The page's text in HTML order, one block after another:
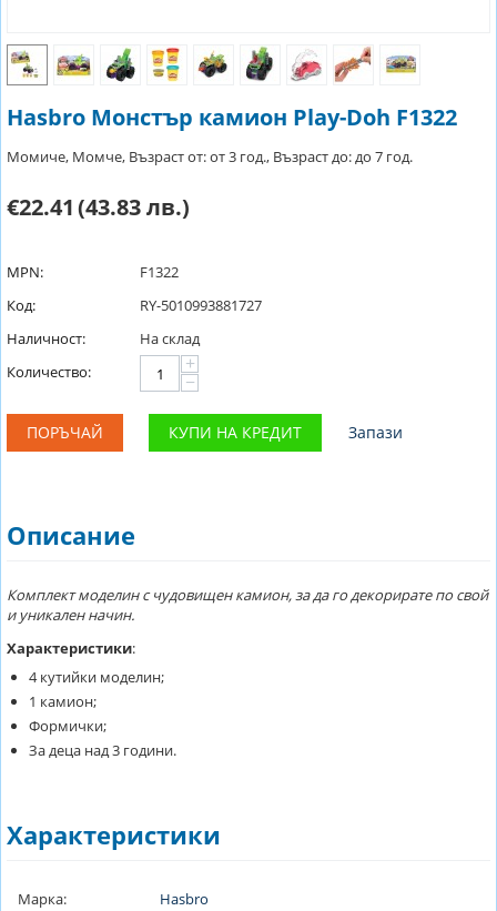
Hasbro Монстър камион Play-Doh F1322
Момиче, Момче, Възраст от: от 3 год., Възраст до: до 7 год.
€22.41(43.83 лв.)
MPN:
F1322
Код:
RY-5010993881727
Наличност:
На склад
Количество:
+
−
ПОРЪЧАЙ КУПИ НА КРЕДИТ Запази
Описание
Комплект моделин с чудовищен камион, за да го декорирате по свой
и уникален начин.
Характеристики:
4 кутийки моделин;
1 камион;
Формички;
За деца над 3 години.
Характеристики
Марка: Hasbro